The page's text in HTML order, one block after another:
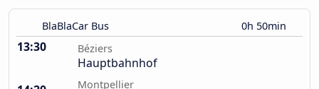
BlaBlaCar Bus 0h 50min
13:30 Béziers
Hauptbahnhof
Montpellier